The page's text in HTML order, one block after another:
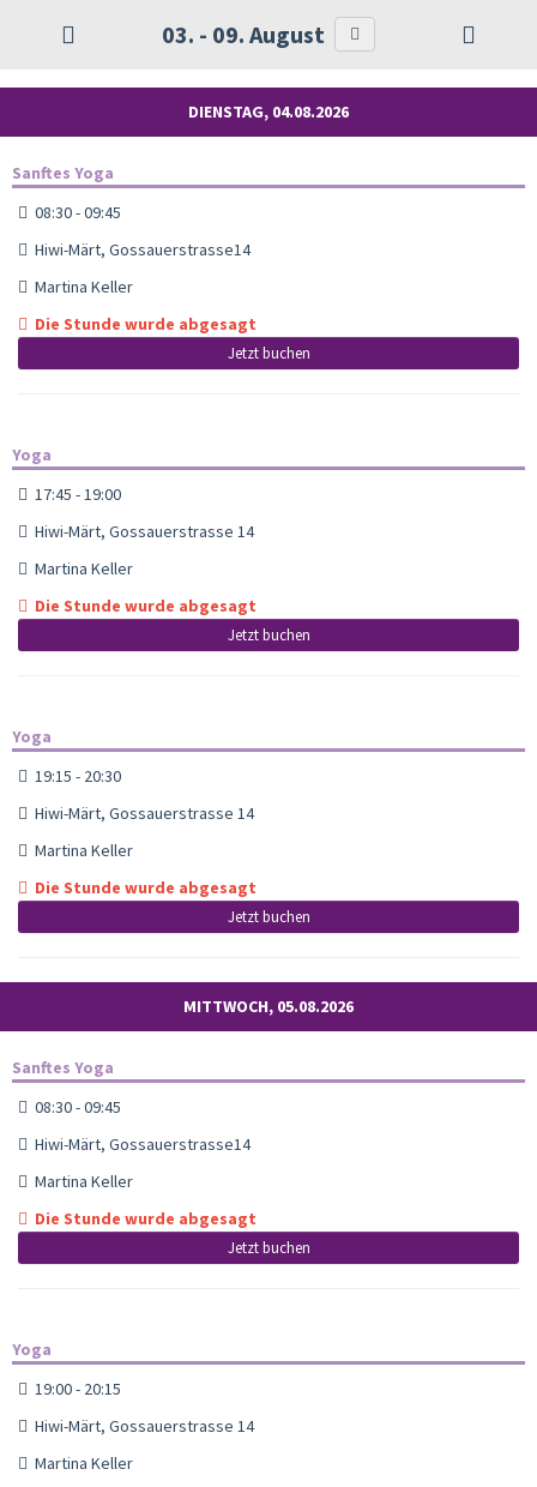
03. - 09. August
DIENSTAG, 04.08.2026
Sanftes Yoga
08:30 - 09:45
Hiwi-Märt, Gossauerstrasse14
Martina Keller
Die Stunde wurde abgesagt
Jetzt buchen
Yoga
17:45 - 19:00
Hiwi-Märt, Gossauerstrasse 14
Martina Keller
Die Stunde wurde abgesagt
Jetzt buchen
Yoga
19:15 - 20:30
Hiwi-Märt, Gossauerstrasse 14
Martina Keller
Die Stunde wurde abgesagt
Jetzt buchen
MITTWOCH, 05.08.2026
Sanftes Yoga
08:30 - 09:45
Hiwi-Märt, Gossauerstrasse14
Martina Keller
Die Stunde wurde abgesagt
Jetzt buchen
Yoga
19:00 - 20:15
Hiwi-Märt, Gossauerstrasse 14
Martina Keller